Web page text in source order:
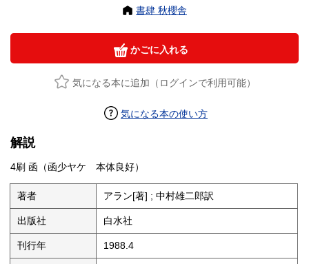
書肆 秋櫻舎
かごに入れる
気になる本に追加（ログインで利用可能）
気になる本の使い方
解説
4刷 函（函少ヤケ 本体良好）
著者 アラン[著] ; 中村雄二郎訳
出版社 白水社
刊行年 1988.4